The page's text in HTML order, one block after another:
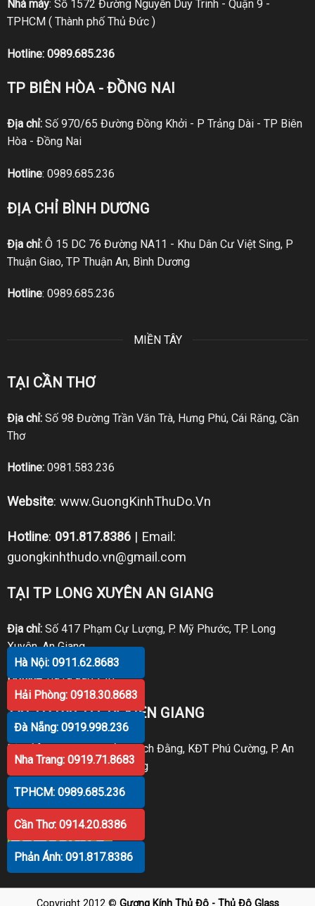
Nhà máy: Số 1572 Đường Nguyễn Duy Trinh - Quận 9 -
TPHCM ( Thành phố Thủ Đức )
Hotline: 0989.685.236
TP BIÊN HÒA - ĐỒNG NAI
Địa chỉ:Số 970/65 Đường Đồng Khởi - P Trảng Dài - TP Biên
Hòa - Đồng Nai
Hotline: 0989.685.236
ĐỊA CHỈ BÌNH DƯƠNG
Địa chỉ:Ô 15 DC 76 Đường NA11 - Khu Dân Cư Việt Sing, P
Thuận Giao, TP Thuận An, Bình Dương
Hotline: 0989.685.236
MIỀN TÂY
TẠI CẦN THƠ
Địa chỉ:Số 98 Đường Trần Văn Trà, Hưng Phú, Cái Răng, Cần
Thơ
Hotline: 0981.583.236
Website: www.GuongKinhThuDo.Vn
Hotline: 091.817.8386| Email:
guongkinhthudo.vn@gmail.com
TẠI TP LONG XUYÊN AN GIANG
Địa chỉ:Số 417 Phạm Cự Lượng, P. Mỹ Phước, TP. Long
Xuyên, An Giang
Hotline: 0919.998.236
TẠI TP RẠCH GIÁ KIÊN GIANG
Địa chỉ:P30 Căn 07 Trần Bạch Đằng, KĐT Phú Cường, P. An
Hòa, TP. Rạch Giá, Kiên Giang
Hotline: 0919.998.236
Copyright 2012 © Gương Kính Thủ Đô - Thủ Đô Glass
Hà Nội: 0911.62.8683
Hải Phòng: 0918.30.8683
Đà Nẵng: 0919.998.236
Nha Trang: 0919.71.8683
TPHCM: 0989.685.236
Cần Thơ: 0914.20.8386
Phản Ánh: 091.817.8386